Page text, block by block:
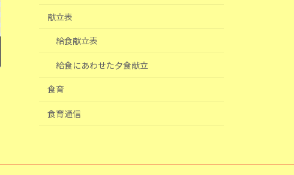
献立表
給食献立表
給食にあわせた夕食献立
食育
食育通信